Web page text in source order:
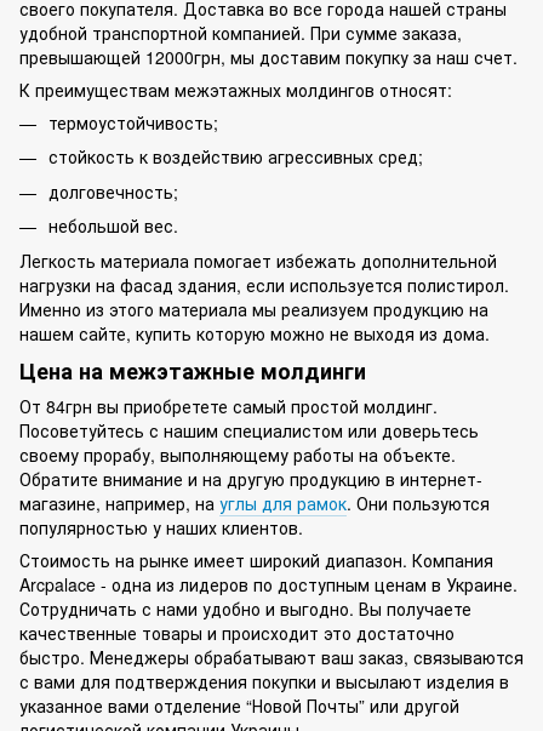
своего покупателя. Доставка во все города нашей страны
удобной транспортной компанией. При сумме заказа,
превышающей 12000грн, мы доставим покупку за наш счет.
К преимуществам межэтажных молдингов относят:
термоустойчивость;
стойкость к воздействию агрессивных сред;
долговечность;
небольшой вес.
Легкость материала помогает избежать дополнительной
нагрузки на фасад здания, если используется полистирол.
Именно из этого материала мы реализуем продукцию на
нашем сайте, купить которую можно не выходя из дома.
Цена на межэтажные молдинги
От 84грн вы приобретете самый простой молдинг.
Посоветуйтесь с нашим специалистом или доверьтесь
своему прорабу, выполняющему работы на объекте.
Обратите внимание и на другую продукцию в интернет-
магазине, например, на углы для рамок. Они пользуются
популярностью у наших клиентов.
Стоимость на рынке имеет широкий диапазон. Компания
Arcpalace - одна из лидеров по доступным ценам в Украине.
Сотрудничать с нами удобно и выгодно. Вы получаете
качественные товары и происходит это достаточно
быстро. Менеджеры обрабатывают ваш заказ, связываются
с вами для подтверждения покупки и высылают изделия в
указанное вами отделение “Новой Почты” или другой